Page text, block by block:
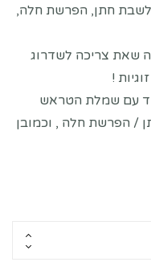
לשבת חתן, הפרשת חלה,
שאת צריכה לשדרוג
!
עם שמלת הטראש
/ הפרשת חלה , וכמובן